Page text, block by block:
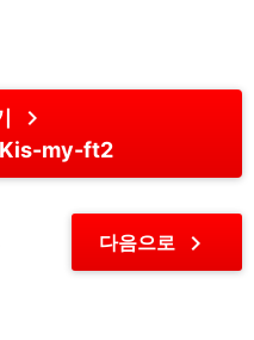
chevron_right
Kis-my-ft2
다음으로 chevron_right